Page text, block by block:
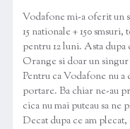
Vodafone mi-a oferit un
15 nationale + 150
pentru 12 luni. Asta
Orange si doar un
Pentru ca Vodafone nu
portare. Ba chiar ne-au
cica nu mai puteau sa ne
Decat dupa ce am